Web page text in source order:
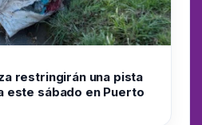
restringirán una pista
este sábado en Puerto